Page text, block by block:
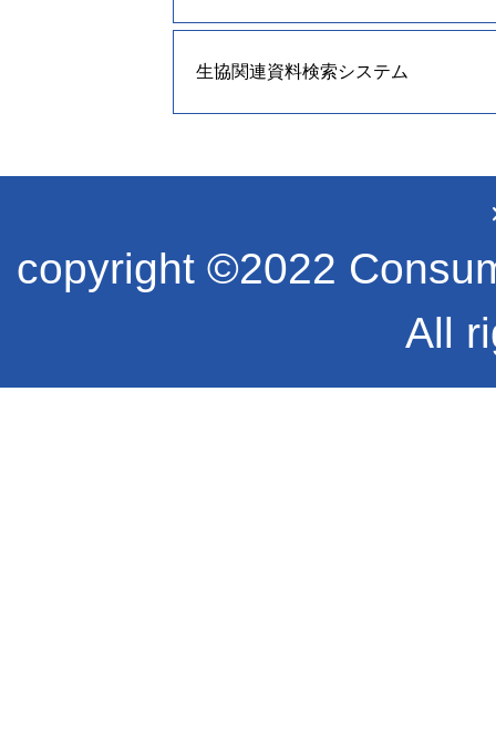
生協関連資料検索システム
copyright ©2022
All